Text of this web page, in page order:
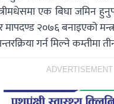
एक बिघा जमिन
मापदण्ड २०७६ बनाइएको
गर्न मिल्ने कम्तीमा
ADVERTISEMENT